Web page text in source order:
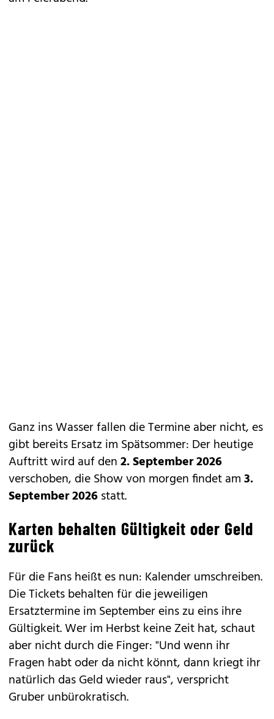
Ganz ins Wasser fallen die Termine aber nicht, es
gibt bereits Ersatz im Spätsommer: Der heutige
Auftritt wird auf den2. September 2026
verschoben, die Show von morgen findet am3.
September 2026statt.
Karten behalten Gültigkeit oder Geld
zurück
Für die Fans heißt es nun: Kalender umschreiben.
Die Tickets behalten für die jeweiligen
Ersatztermine im September eins zu eins ihre
Gültigkeit. Wer im Herbst keine Zeit hat, schaut
aber nicht durch die Finger: "Und wenn ihr
Fragen habt oder da nicht könnt, dann kriegt ihr
natürlich das Geld wieder raus", verspricht
Gruber unbürokratisch.